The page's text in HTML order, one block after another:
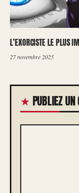
L’EXORCISTE LE PLUS
27 novembre 2025
PUBLIEZ
COMMENTAIRE